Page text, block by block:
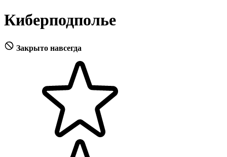
Киберподполье
Закрыто навсегда